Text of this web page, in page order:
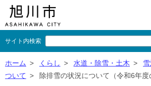
サイト内検索
くらし
ホーム > くらし > 水道・除雪・土木 >
ついて > 除排雪の状況について（令和6年度